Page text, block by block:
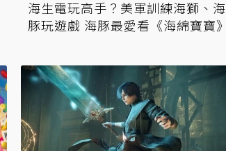
海生電玩高手？美軍訓練海獅、海
豚玩遊戲 海豚最愛看《海綿寶寶》